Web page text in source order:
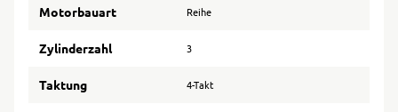
Motorbauart Reihe
Zylinderzahl 3
Taktung 4-Takt